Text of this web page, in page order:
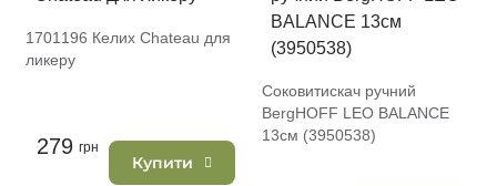
1701196 Келих Chateau для
ликеру
279 грн
Купити
Соковитискач ручний
BergHOFF LEO BALANCE
13см (3950538)